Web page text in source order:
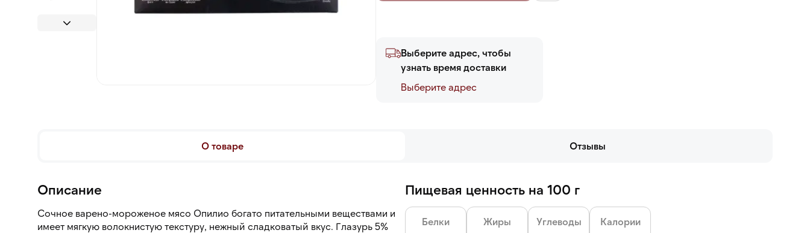
Выберите адрес, чтобы
узнать время доставки
Выберите адреc
О товаре Отзывы
Описание
Сочное варено-мороженое мясо Опилио богато питательными веществами и
имеет мягкую волокнистую текстуру, нежный сладковатый вкус. Глазурь 5%
Пищевая ценность на 100 г
Белки Жиры Углеводы Калории